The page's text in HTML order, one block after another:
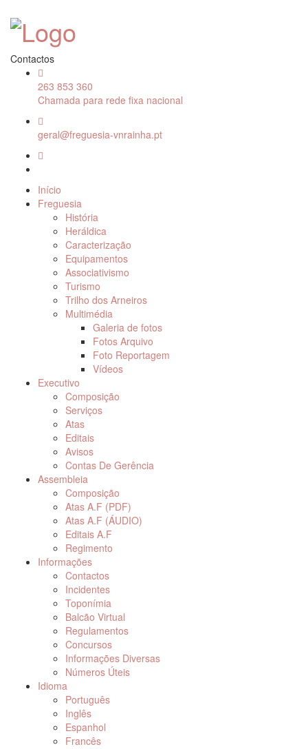
Contactos
263 853 360
Chamada para rede fixa nacional
geral@freguesia-vnrainha.pt
Início
Freguesia
História
Heráldica
Caracterização
Equipamentos
Associativismo
Turismo
Trilho dos Arneiros
Multimédia
Galeria de fotos
Fotos Arquivo
Foto Reportagem
Vídeos
Executivo
Composição
Serviços
Atas
Editais
Avisos
Contas De Gerência
Assembleia
Composição
Atas A.F (PDF)
Atas A.F (ÁUDIO)
Editais A.F
Regimento
Informações
Contactos
Incidentes
Toponímia
Balcão Virtual
Regulamentos
Concursos
Informações Diversas
Números Úteis
Idioma
Português
Inglês
Espanhol
Francês